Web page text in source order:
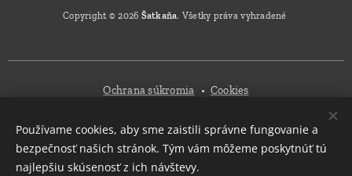
Copyright © 2026 Šatkaňa. Všetky práva vyhradené
Ochrana súkromia Cookies
Mena
EUR €
CZK Kč
Používame cookies, aby sme zaistili správne fungovanie a
bezpečnosť našich stránok. Tým vám môžeme poskytnúť tú
najlepšiu skúsenosť z ich návštevy.